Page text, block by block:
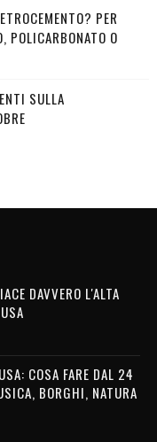
PER
POLICARBONATO O
SULLA
DAVVERO L'ALTA
COSA FARE DAL 24
BORGHI, NATURA